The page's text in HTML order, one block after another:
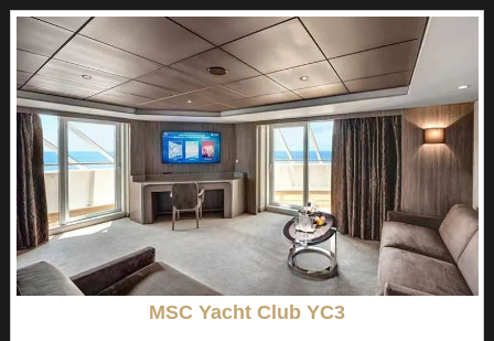
MSC Yacht Club YC3